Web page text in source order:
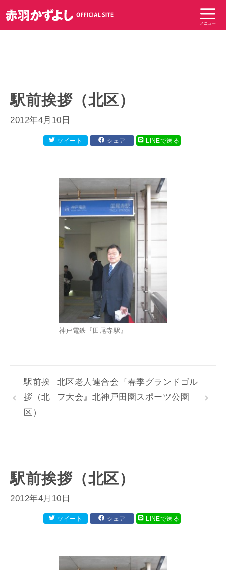
ン
テ
メニュー
駅前挨拶（北区）
2012年4月10日
ツイート シェア LINEで送る
神戸電鉄『田尾寺駅』
駅前挨
拶（北
区）
北区老人連合会『春季グランドゴル
フ大会』北神戸田園スポーツ公園
駅前挨拶（北区）
2012年4月10日
ツイート シェア LINEで送る